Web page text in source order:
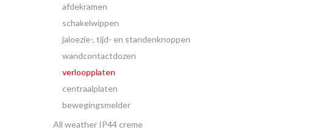
afdekramen
schakelwippen
jaloezie-, tijd- en standenknoppen
wandcontactdozen
verloopplaten
centraalplaten
bewegingsmelder
All weather IP44 creme